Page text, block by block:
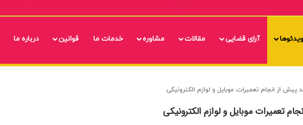
ویدئوها آرای قضایی مقالات مشاوره خدمات ما قوانین درباره ما
از انجام تعمیرات موبایل و لوازم الکترونیکی
تعمیرات موبایل و لوازم الکترونیکی